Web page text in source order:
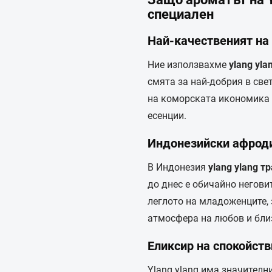
специален
Най-качественият на
Ние използвахмеylang
смята за най-добрия в
на коморската икономика
есенции.
Индонезийски
В Индонезияylang ylang
до днес е обичайно
леглото на
атмосфера на любов и
Еликсир на